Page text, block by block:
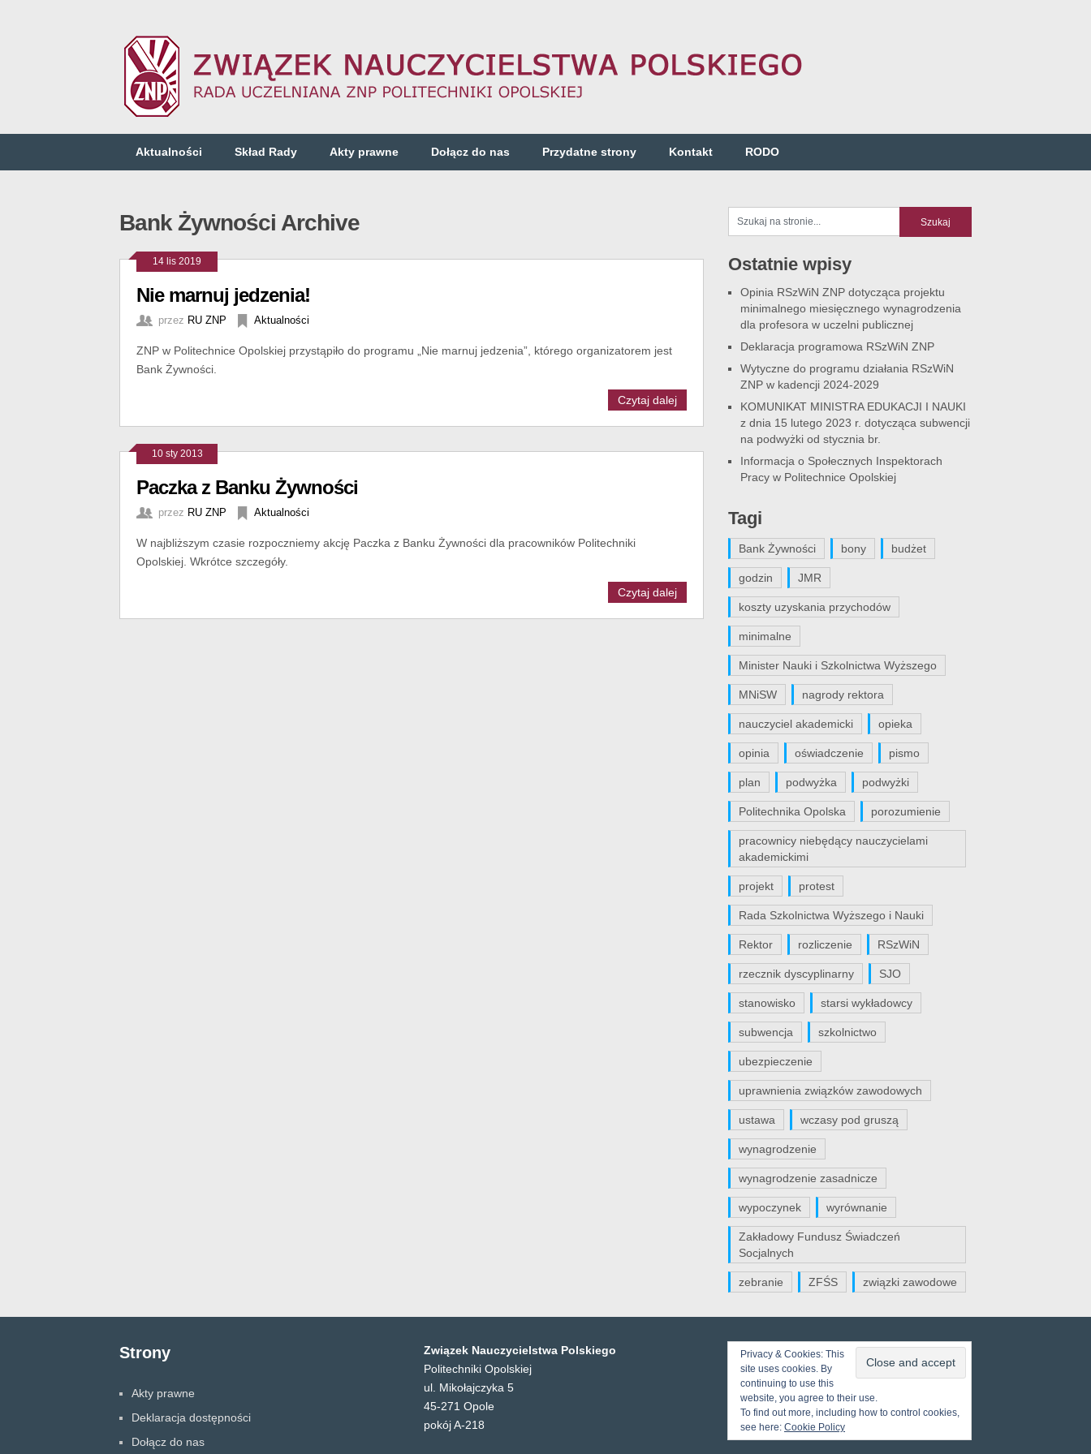
Aktualności Skład Rady Akty prawne Dołącz do nas Przydatne strony Kontakt RODO
Bank Żywności Archive
14 lis 2019
Nie marnuj jedzenia!
przez RU ZNP Aktualności
ZNP w Politechnice Opolskiej przystąpiło do programu „Nie marnuj jedzenia”, którego organizatorem jest
Bank Żywności.
Czytaj dalej
10 sty 2013
Paczka z Banku Żywności
przez RU ZNP Aktualności
W najbliższym czasie rozpoczniemy akcję Paczka z Banku Żywności dla pracowników Politechniki
Opolskiej. Wkrótce szczegóły.
Czytaj dalej
Ostatnie wpisy
Opinia RSzWiN ZNP dotycząca projektu
minimalnego miesięcznego wynagrodzenia
dla profesora w uczelni publicznej
Deklaracja programowa RSzWiN ZNP
Wytyczne do programu działania RSzWiN
ZNP w kadencji 2024-2029
KOMUNIKAT MINISTRA EDUKACJI I NAUKI
z dnia 15 lutego 2023 r. dotycząca subwencji
na podwyżki od stycznia br.
Informacja o Społecznych Inspektorach
Pracy w Politechnice Opolskiej
Tagi
Bank Żywności bony budżet
godzin JMR
koszty uzyskania przychodów
minimalne
Minister Nauki i Szkolnictwa Wyższego
MNiSW nagrody rektora
nauczyciel akademicki opieka
opinia oświadczenie pismo
plan podwyżka podwyżki
Politechnika Opolska porozumienie
pracownicy niebędący nauczycielami
akademickimi
projekt protest
Rada Szkolnictwa Wyższego i Nauki
Rektor rozliczenie RSzWiN
rzecznik dyscyplinarny SJO
stanowisko starsi wykładowcy
subwencja szkolnictwo
ubezpieczenie
uprawnienia związków zawodowych
ustawa wczasy pod gruszą
wynagrodzenie
wynagrodzenie zasadnicze
wypoczynek wyrównanie
Zakładowy Fundusz Świadczeń
Socjalnych
zebranie ZFŚS związki zawodowe
Strony
Akty prawne
Deklaracja dostępności
Dołącz do nas
Związek Nauczycielstwa Polskiego
Politechniki Opolskiej
ul. Mikołajczyka 5
45-271 Opole
pokój A-218
Privacy & Cookies: This
site uses cookies. By
continuing to use this
website, you agree to their use.
To find out more, including how to control cookies,
see here: Cookie Policy